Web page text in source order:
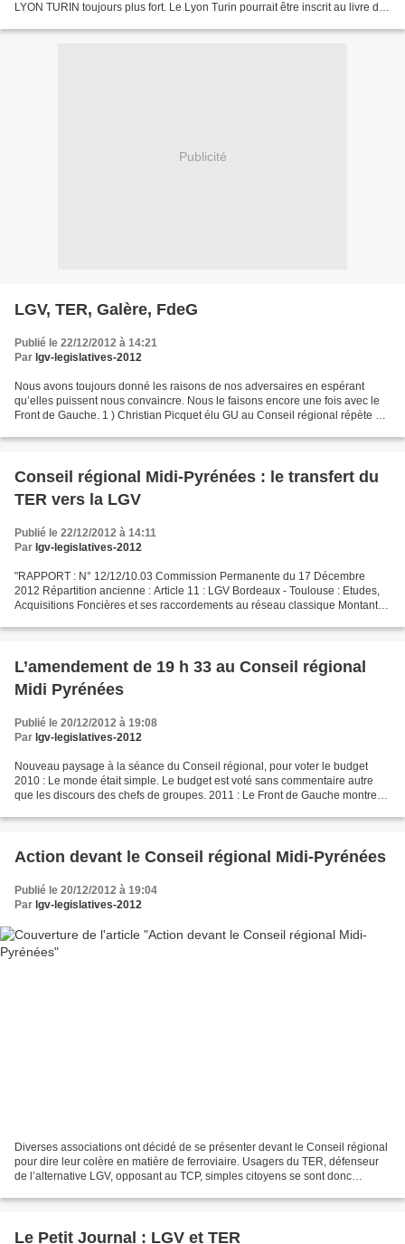
LYON TURIN toujours plus fort. Le Lyon Turin pourrait être inscrit au livre des
Publicité
LGV, TER, Galère, FdeG
Publié le 22/12/2012 à 14:21
Par lgv-legislatives-2012
Nous avons toujours donné les raisons de nos adversaires en espérant
qu’elles puissent nous convaincre. Nous le faisons encore une fois avec le
Front de Gauche. 1 ) Christian Picquet élu GU au Conseil régional répète à
Conseil régional Midi-Pyrénées : le transfert du
TER vers la LGV
Publié le 22/12/2012 à 14:11
Par lgv-legislatives-2012
"RAPPORT : N° 12/12/10.03 Commission Permanente du 17 Décembre
2012 Répartition ancienne : Article 11 : LGV Bordeaux - Toulouse : Etudes,
Acquisitions Foncières et ses raccordements au réseau classique Montants
L’amendement de 19 h 33 au Conseil régional
Midi Pyrénées
Publié le 20/12/2012 à 19:08
Par lgv-legislatives-2012
Nouveau paysage à la séance du Conseil régional, pour voter le budget
2010 : Le monde était simple. Le budget est voté sans commentaire autre
que les discours des chefs de groupes. 2011 : Le Front de Gauche montre
Action devant le Conseil régional Midi-Pyrénées
Publié le 20/12/2012 à 19:04
Par lgv-legislatives-2012
Diverses associations ont décidé de se présenter devant le Conseil régional
pour dire leur colère en matière de ferroviaire. Usagers du TER, défenseur
de l’alternative LGV, opposant au TCP, simples citoyens se sont donc
Le Petit Journal : LGV et TER